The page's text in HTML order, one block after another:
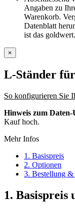
Angaben zu
Warenkorb.
Datenblatt
ist das goldwert.
×
L-Ständer
So konfigurieren Sie
Hinweis zum Daten-
Kauf hoch.
Mehr Infos
1. Basispreis
2. Optionen
3. Bestellung
1. Basispreis